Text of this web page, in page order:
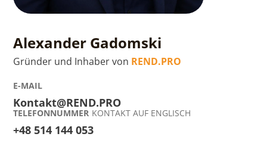
Alexander Gadomski
Gründer und Inhaber von REND.PRO
E-MAIL
Kontakt@REND.PRO
TELEFONNUMMER KONTAKT AUF ENGLISCH
+48 514 144 053